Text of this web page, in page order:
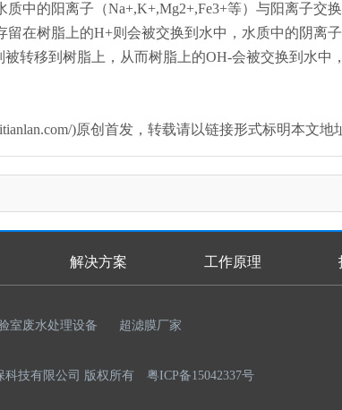
中的阳离子（Na+,K+,Mg2+,Fe3+等）与阳离子交
在树脂上的H+则会被交换到水中，水质中的阴离
转移到树脂上，从而树脂上的OH-会被交换到水中
)原创首发，转载请以链接形式标明本文
解决方案 工作原理
室废水处理设备 超滤膜厂家
科技有限公司 版权所有 粤ICP备15042337号